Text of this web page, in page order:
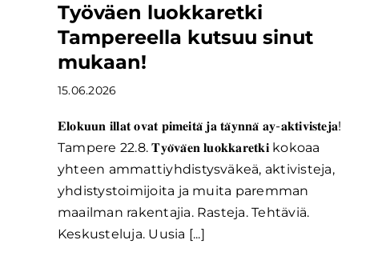
Työväen luokkaretki
Tampereella kutsuu sinut
mukaan!
15.06.2026
𝐄𝐥𝐨𝐤𝐮𝐮𝐧 𝐢𝐥𝐥𝐚𝐭 𝐨𝐯𝐚𝐭 𝐩𝐢𝐦𝐞𝐢𝐭𝐚̈ 𝐣𝐚 𝐭𝐚̈𝐲𝐧𝐧𝐚̈ 𝐚𝐲-𝐚𝐤𝐭𝐢𝐯𝐢𝐬𝐭𝐞𝐣𝐚!
Tampere 22.8. 𝐓𝐲𝐨̈𝐯𝐚̈𝐞𝐧 𝐥𝐮𝐨𝐤𝐤𝐚𝐫𝐞𝐭𝐤𝐢 kokoaa
yhteen ammattiyhdistysväkeä, aktivisteja,
yhdistystoimijoita ja muita paremman
maailman rakentajia. Rasteja. Tehtäviä.
Keskusteluja. Uusia [...]